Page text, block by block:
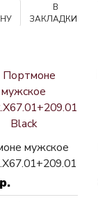
В
ЗАКЛАДКИ
мужское